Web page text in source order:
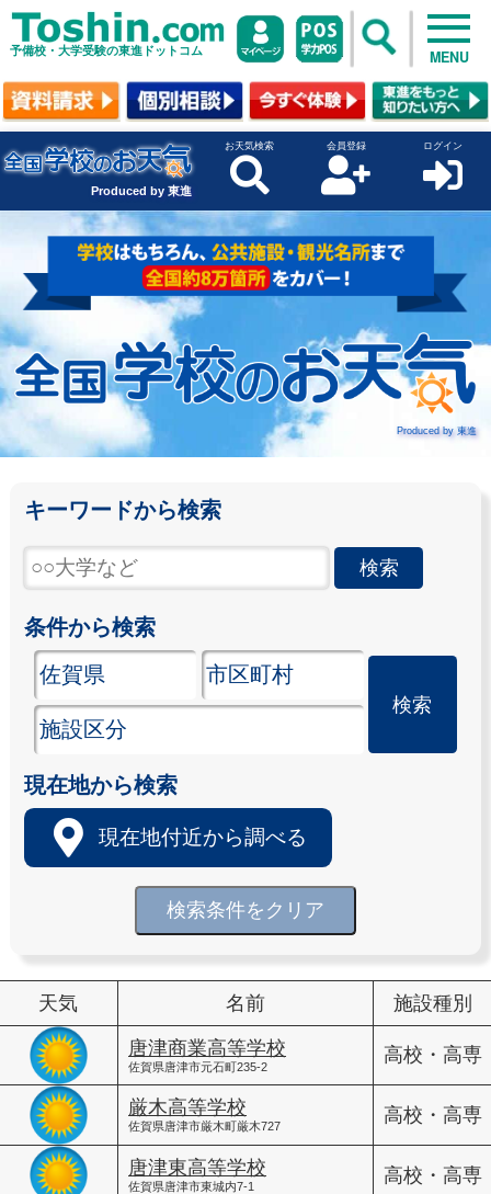
予備校・大学受験の東進ドットコム MENU
Produced by 東進
お天気検索 会員登録 ログイン
Produced by 東進
キーワードから検索
条件から検索
現在地から検索
現在地付近から調べる
検索条件をクリア
天気 名前 施設種別
唐津商業高等学校
佐賀県唐津市元石町235-2
高校・高専
厳木高等学校
佐賀県唐津市厳木町厳木727
高校・高専
唐津東高等学校
佐賀県唐津市東城内7-1
高校・高専